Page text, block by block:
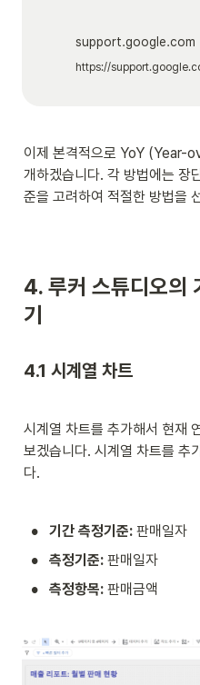
support.google.com
이제 본격적으로 YoY (Year-
개하겠습니다. 각 방법에는 장
준을 고려하여 적절한 방법을
4. 루커 스튜디오의
기
4.1 시계열 차트
시계열 차트를 추가해서 현재
보겠습니다. 시계열 차트를 추
다.
• 기간 측정기준: 판매일자
• 측정기준: 판매일자
• 측정항목: 판매금액